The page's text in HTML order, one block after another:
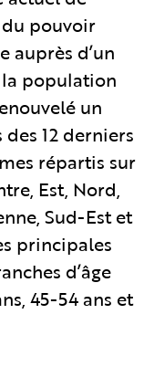
du pouvoir
auprès d’un
population
un
12 derniers
répartis sur
Est, Nord,
Sud-Est et
principales
d’âge
45-54 ans et